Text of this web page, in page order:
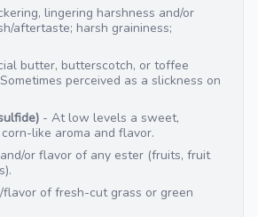
lingering harshness and/or
aftertaste; harsh graininess;
butter, butterscotch, or toffee
perceived as a slickness on
- At low levels a sweet,
like aroma and flavor.
or flavor of any ester (fruits, fruit
of fresh-cut grass or green